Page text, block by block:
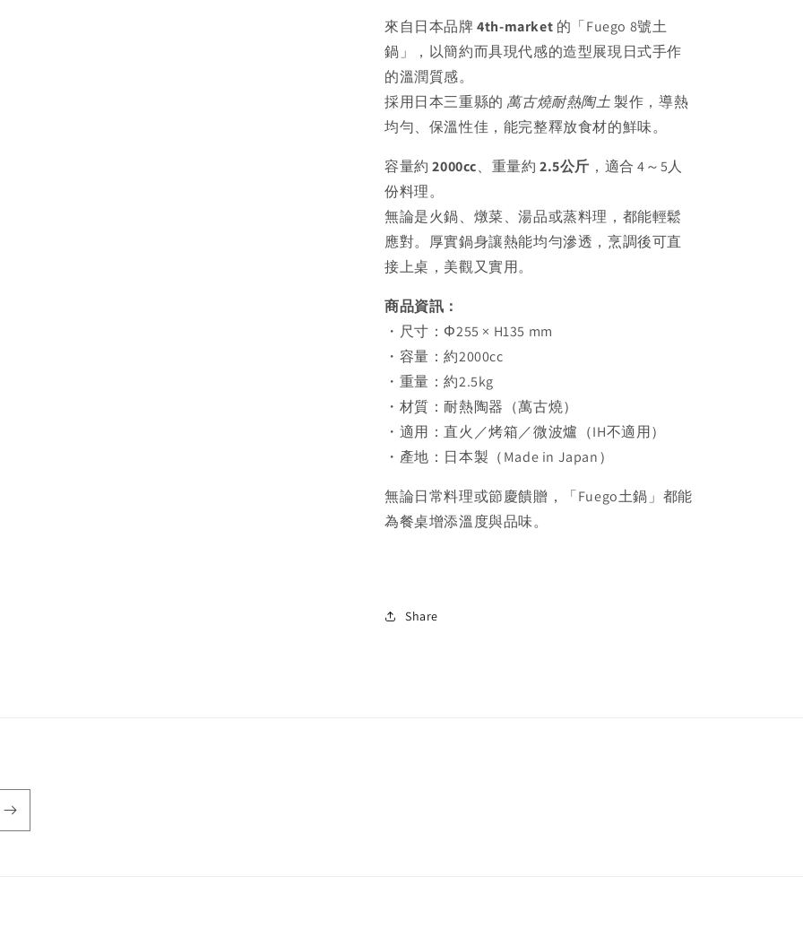
來自日本品牌4th-market 的「Fuego 8號土
鍋」，以簡約而具現代感的造型展現日式手作
的溫潤質感。
採用日本三重縣的 萬古燒耐熱陶土製作，導熱
均勻、保溫性佳，能完整釋放食材的鮮味。
容量約2000cc、重量約2.5公斤 ，適合 4～5人
份料理。
無論是火鍋、燉菜、湯品或蒸料理，都能輕鬆
應對。厚實鍋身讓熱能均勻滲透，烹調後可直
接上桌，美觀又實用。
商品資訊：
・尺寸：Φ255 × H135 mm
・容量：約2000cc
・重量：約2.5kg
・材質：耐熱陶器（萬古燒）
・適用：直火／烤箱／微波爐（IH不適用）
・產地：日本製（Made in Japan）
無論日常料理或節慶饋贈，「Fuego土鍋」都能
為餐桌增添溫度與品味。
Share